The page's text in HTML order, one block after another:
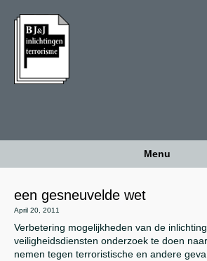
Menu
een gesneuvelde wet
April 20, 2011
Verbetering mogelijkheden van de
veiligheidsdiensten onderzoek te doen
nemen tegen terroristische en andere